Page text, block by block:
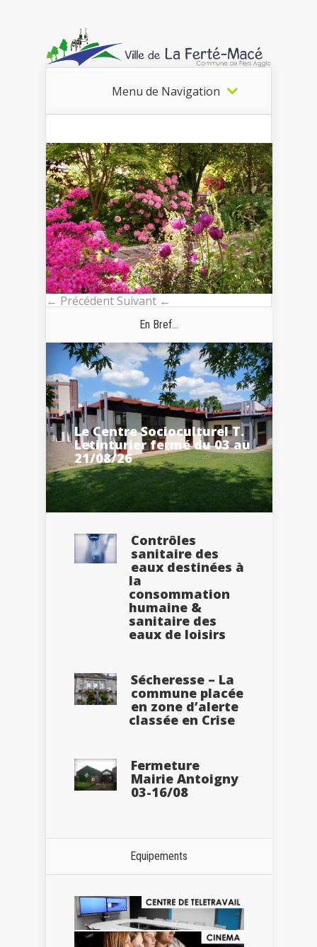
Menu de Navigation
← Précédent Suivant ←
En Bref...
Le Centre Socioculturel T.
Letinturier fermé du 03 au
21/08/26
Contrôles
sanitaire des
eaux destinées à
la
consommation
humaine &
sanitaire des
eaux de loisirs
Sécheresse – La
commune placée
en zone d’alerte
classée en Crise
Fermeture
Mairie Antoigny
03-16/08
Equipements